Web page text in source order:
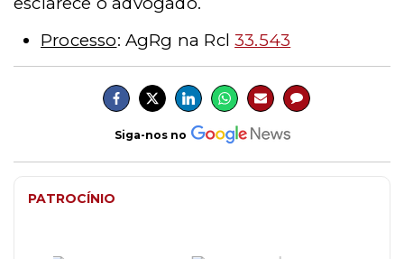
Processo: AgRg na Rcl33.543
Siga-nos no
PATROCÍNIO